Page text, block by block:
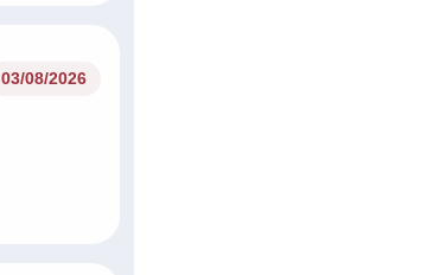
03/08/2026